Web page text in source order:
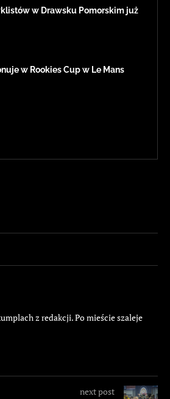
w Drawsku Pomorskim już
w Rookies Cup w Le Mans
z redakcji. Po mieście szaleje
next post